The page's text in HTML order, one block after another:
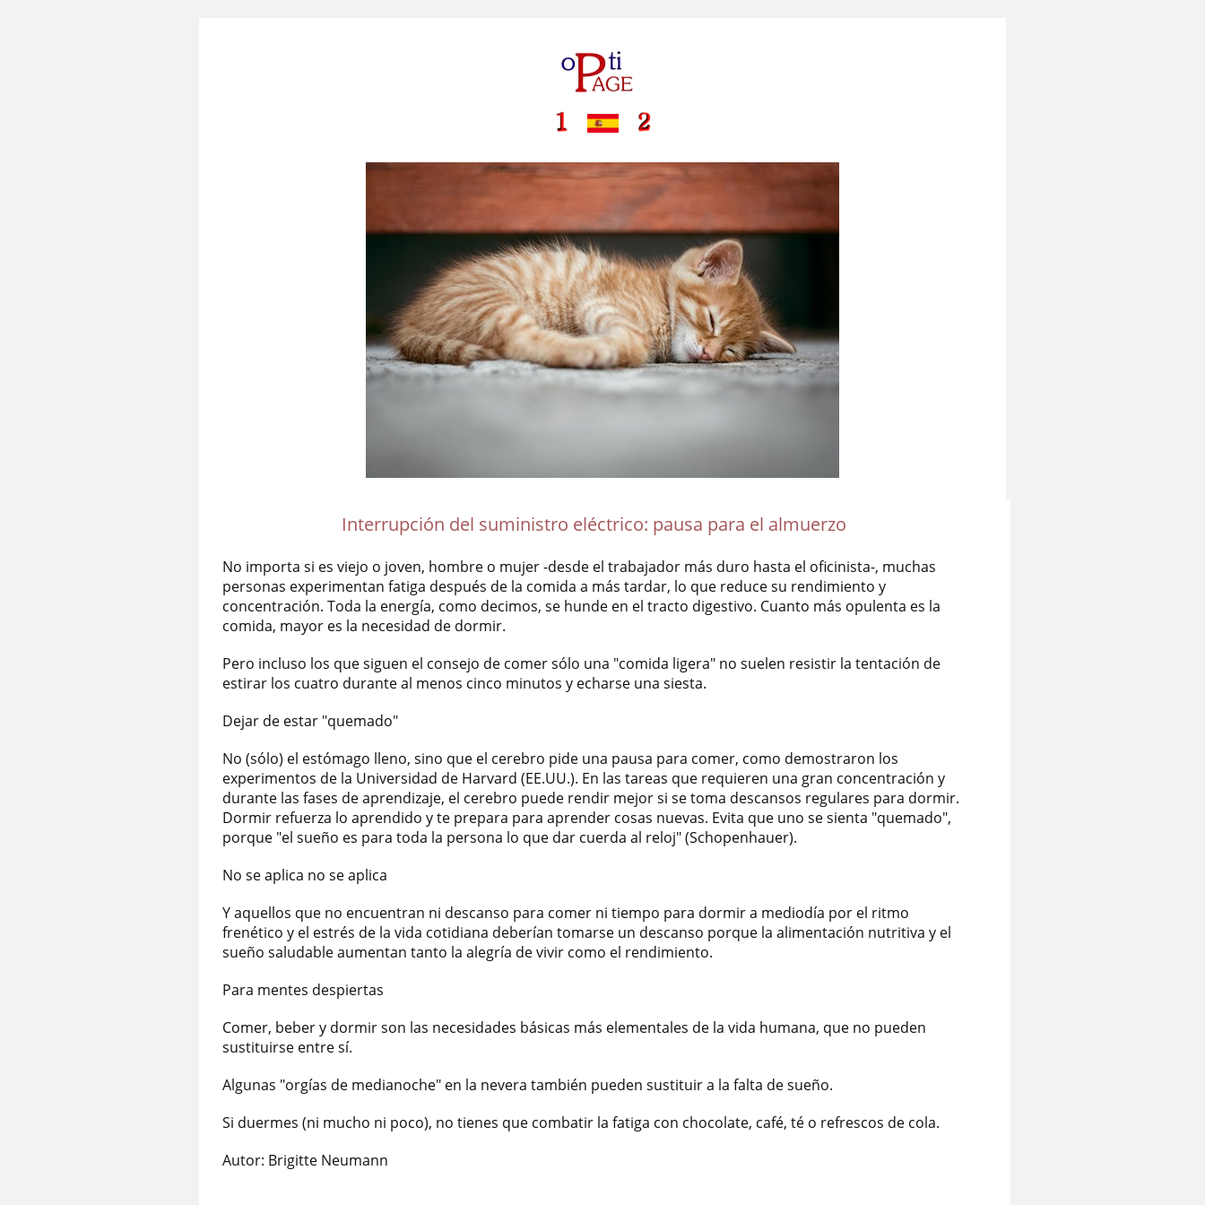
Interrupción del suministro eléctrico: pausa para el almuerzo
No importa si es viejo o joven, hombre o mujer -desde el trabajador más duro hasta el oficinista-, muchas
personas experimentan fatiga después de la comida a más tardar, lo que reduce su rendimiento y
concentración. Toda la energía, como decimos, se hunde en el tracto digestivo. Cuanto más opulenta es la
comida, mayor es la necesidad de dormir.
Pero incluso los que siguen el consejo de comer sólo una "comida ligera" no suelen resistir la tentación de
estirar los cuatro durante al menos cinco minutos y echarse una siesta.
Dejar de estar "quemado"
No (sólo) el estómago lleno, sino que el cerebro pide una pausa para comer, como demostraron los
experimentos de la Universidad de Harvard (EE.UU.). En las tareas que requieren una gran concentración y
durante las fases de aprendizaje, el cerebro puede rendir mejor si se toma descansos regulares para dormir.
Dormir refuerza lo aprendido y te prepara para aprender cosas nuevas. Evita que uno se sienta "quemado",
porque "el sueño es para toda la persona lo que dar cuerda al reloj" (Schopenhauer).
No se aplica no se aplica
Y aquellos que no encuentran ni descanso para comer ni tiempo para dormir a mediodía por el ritmo
frenético y el estrés de la vida cotidiana deberían tomarse un descanso porque la alimentación nutritiva y el
sueño saludable aumentan tanto la alegría de vivir como el rendimiento.
Para mentes despiertas
Comer, beber y dormir son las necesidades básicas más elementales de la vida humana, que no pueden
sustituirse entre sí.
Algunas "orgías de medianoche" en la nevera también pueden sustituir a la falta de sueño.
Si duermes (ni mucho ni poco), no tienes que combatir la fatiga con chocolate, café, té o refrescos de cola.
Autor: Brigitte Neumann